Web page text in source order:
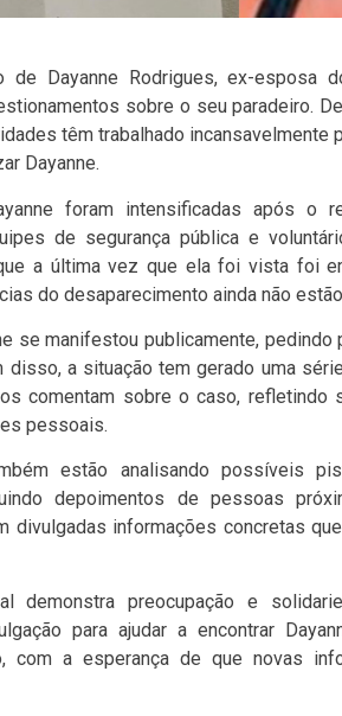
de Dayanne Rodrigues, ex-esposa
sobre o seu paradeiro.
têm trabalhado incansavelmente
Dayanne.
foram intensificadas após o
de segurança pública e
a última vez que ela foi vista foi
do desaparecimento ainda não
se manifestou publicamente,
disso, a situação tem gerado uma
comentam sobre o caso, refletindo
pessoais.
estão analisando possíveis
depoimentos de pessoas
divulgadas informações concretas
demonstra preocupação e
para ajudar a encontrar
com a esperança de que novas